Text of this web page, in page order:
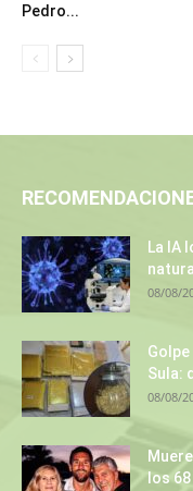
Pedro...
La IA
08/08/
Golpe
Sula:
08/08/
los 68